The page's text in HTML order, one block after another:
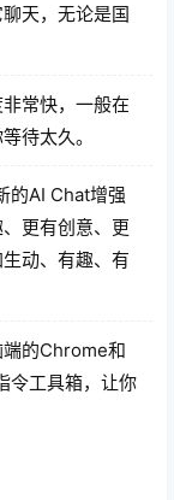
天，无论是国
常快，一般在
待太久。
的AI Chat增强
更有创意、更
动、有趣、有
的Chrome和
令工具箱，让你